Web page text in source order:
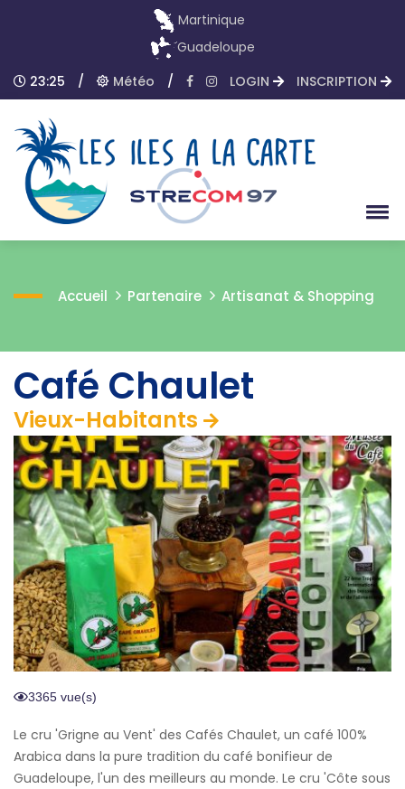
Martinique
Guadeloupe
23:25
/ Météo / LOGIN INSCRIPTION
Accueil Partenaire Artisanat & Shopping
Café Chaulet
Vieux-Habitants
3365 vue(s)
Le cru 'Grigne au Vent' des Cafés Chaulet, un café 100%
Arabica dans la pure tradition du café bonifieur de
Guadeloupe, l'un des meilleurs au monde. Le cru 'Côte sous